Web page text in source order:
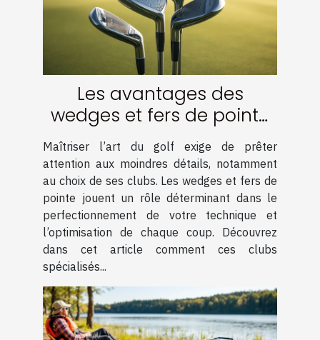
Les avantages des
wedges et fers de pointe
pour votre technique
Maîtriser l’art du golf exige de prêter
attention aux moindres détails, notamment
au choix de ses clubs. Les wedges et fers de
pointe jouent un rôle déterminant dans le
perfectionnement de votre technique et
l’optimisation de chaque coup. Découvrez
dans cet article comment ces clubs
spécialisés...